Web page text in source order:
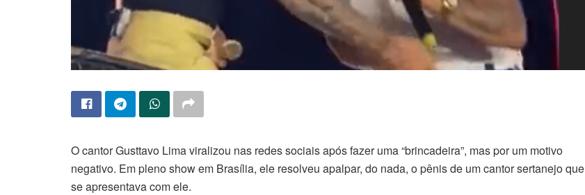
O cantor Gusttavo Lima viralizou nas redes sociais após fazer uma “brincadeira”, mas por um motivo
negativo. Em pleno show em Brasília, ele resolveu apalpar, do nada, o pênis de um cantor sertanejo que
se apresentava com ele.